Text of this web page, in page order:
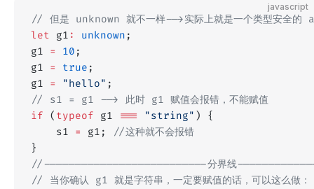
javascript
// 但是 unknown 就不一样-->实际上就是一个类型安全的
let g1 : unknown ;
g1 = 10 ;
g1 = true ;
g1 = "hello" ;
// s1 = g1 --> 此时 g1 赋值会报错，不能赋值
if ( typeof g1 === "string" ) {
	s1
= g1;
//这种就不会报错
}
//--------------------------分界线
// 当你确认 g1 就是字符串，一定要赋值的话，可以这么做：